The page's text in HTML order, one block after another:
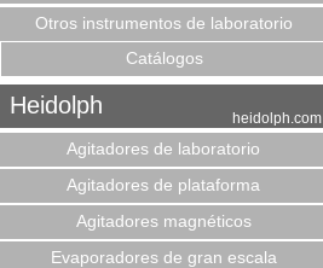
Otros instrumentos de laboratorio
Catálogos
Heidolph heidolph.com
Agitadores de laboratorio
Agitadores de plataforma
Agitadores magnéticos
Evaporadores de gran escala